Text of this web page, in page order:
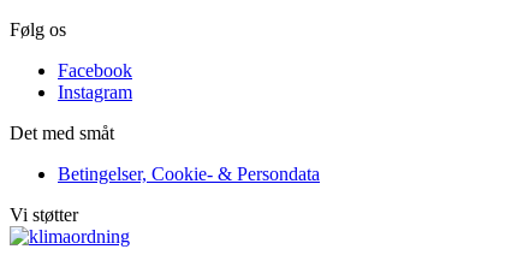
Følg os
Facebook
Instagram
Det med småt
Betingelser, Cookie- & Persondata
Vi støtter